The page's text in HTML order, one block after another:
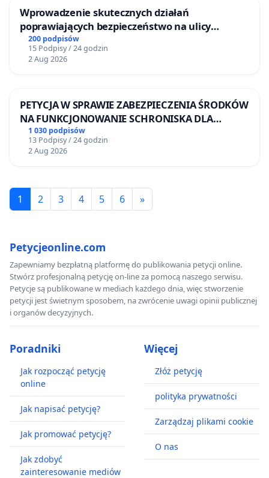
Wprowadzenie skutecznych działań
poprawiających bezpieczeństwo na ulicy
Żeromskiego w Otwocku
200 podpisów
15 Podpisy / 24 godzin
2 Aug 2026
PETYCJA W SPRAWIE ZABEZPIECZENIA ŚRODKÓW
NA FUNKCJONOWANIE SCHRONISKA DLA
BEZDOMNYCH ZWIERZĄT W SKARYSZEWIE
1 030 podpisów
13 Podpisy / 24 godzin
2 Aug 2026
1 2 3 4 5 6 »
Petycjeonline.com
Zapewniamy bezpłatną platformę do publikowania petycji online.
Stwórz profesjonalną petycję on-line za pomocą naszego serwisu.
Petycje są publikowane w mediach każdego dnia, więc stworzenie
petycji jest świetnym sposobem, na zwrócenie uwagi opinii publicznej
i organów decyzyjnych.
Poradniki
Jak rozpocząć petycję
online
Jak napisać petycję?
Jak promować petycję?
Jak zdobyć
zainteresowanie mediów
Więcej
Złóż petycję
polityka prywatności
Zarządzaj plikami cookie
O nas